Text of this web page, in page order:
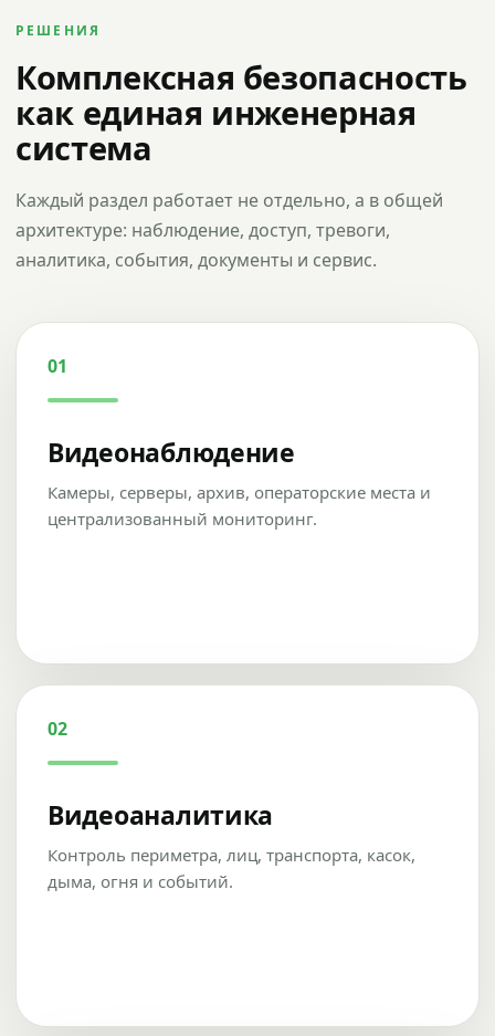
РЕШЕНИЯ
Комплексная безопасность
как единая инженерная
система
Каждый раздел работает не отдельно, а в общей
архитектуре: наблюдение, доступ, тревоги,
аналитика, события, документы и сервис.
01
Видеонаблюдение
Камеры, серверы, архив, операторские места и
централизованный мониторинг.
02
Видеоаналитика
Контроль периметра, лиц, транспорта, касок,
дыма, огня и событий.